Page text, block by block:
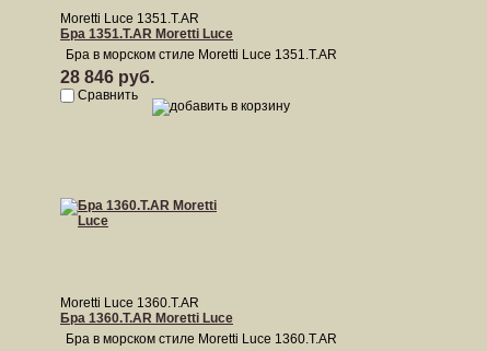
Moretti Luce 1351.T.AR
Бра 1351.T.AR Moretti Luce
Бра в морском стиле Moretti Luce 1351.T.AR
28 846 руб.
Сравнить
Moretti Luce 1360.T.AR
Бра 1360.T.AR Moretti Luce
Бра в морском стиле Moretti Luce 1360.T.AR